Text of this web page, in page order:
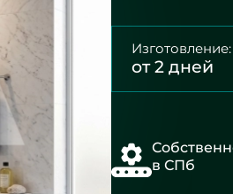
Изготовление:
от 2 дней
в СПб